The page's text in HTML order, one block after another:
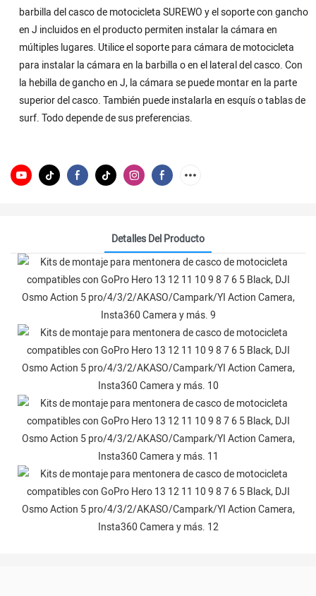
barbilla del casco de motocicleta SUREWO y el soporte con gancho
en J incluidos en el producto permiten instalar la cámara en
múltiples lugares. Utilice el soporte para cámara de motocicleta
para instalar la cámara en la barbilla o en el lateral del casco. Con
la hebilla de gancho en J, la cámara se puede montar en la parte
superior del casco. También puede instalarla en esquís o tablas de
surf. Todo depende de sus preferencias.
Detalles Del Producto